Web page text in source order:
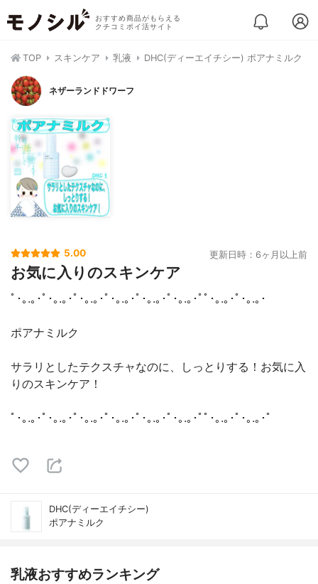
おすすめ商品がもらえる
クチコミポイ活サイト
TOP スキンケア 乳液 DHC(ディーエイチシー) ポアナミルク
ネザーランドドワーフ
5.00 更新日時：6ヶ月以上前
お気に入りのスキンケア
ﾟ･｡.｡･ﾟ･｡.｡･ﾟ･｡.｡･ﾟ･｡.｡･ﾟ･｡.｡･ﾟ･｡.｡･ﾟﾟ･｡.｡･ﾟ･｡.｡･
ポアナミルク
サラリとしたテクスチャなのに、しっとりする！お気に入
りのスキンケア！
ﾟ･｡.｡･ﾟ･｡.｡･ﾟ･｡.｡･ﾟ･｡.｡･ﾟ･｡.｡･ﾟ･｡.｡･ﾟﾟ･｡.｡･ﾟ･｡.｡･ﾟ
DHC(ディーエイチシー)
ポアナミルク
乳液おすすめランキング